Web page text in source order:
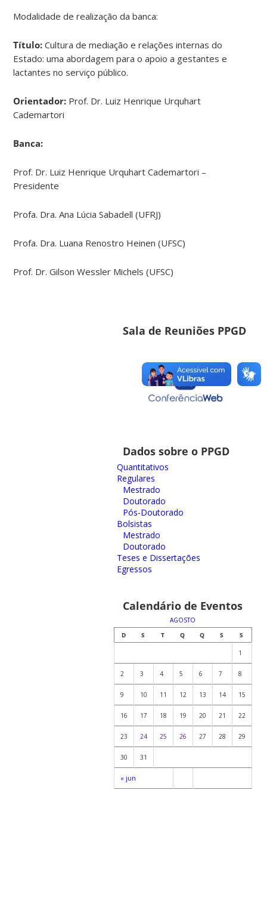
Modalidade de realização da banca:
Título:Cultura de mediação e relações internas do
Estado: uma abordagem para o apoio a gestantes e
lactantes no serviço público.
Orientador: Prof. Dr. Luiz Henrique Urquhart
Cademartori
Banca:
Prof. Dr. Luiz Henrique Urquhart Cademartori –
Presidente
Profa. Dra. Ana Lúcia Sabadell (UFRJ)
Profa. Dra. Luana Renostro Heinen (UFSC)
Prof. Dr. Gilson Wessler Michels (UFSC)
Sala de Reuniões PPGD
Dados sobre o PPGD
Quantitativos
Regulares
Mestrado
Doutorado
Pós-Doutorado
Bolsistas
Mestrado
Doutorado
Teses e Dissertações
Egressos
Calendário de Eventos
AGOSTO
D
S T Q Q S S
« jun
1
2 3 4 5 6 7 8
9 10 11 12 13 14 15
16 17 18 19 20 21 22
23 24 25 26 27 28 29
30 31